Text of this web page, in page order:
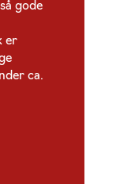
gode
er
ca.